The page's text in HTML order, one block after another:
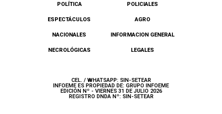
POLÍTICA POLICIALES
ESPECTÁCULOS AGRO
NACIONALES INFORMACION GENERAL
NECROLÓGICAS LEGALES
CEL. / WHATSAPP: SIN-SETEAR
INFOEME ES PROPIEDAD DE: GRUPO INFOEME
EDICIÓN Nº - VIERNES 31 DE JULIO 2026
REGISTRO DNDA Nº: SIN-SETEAR